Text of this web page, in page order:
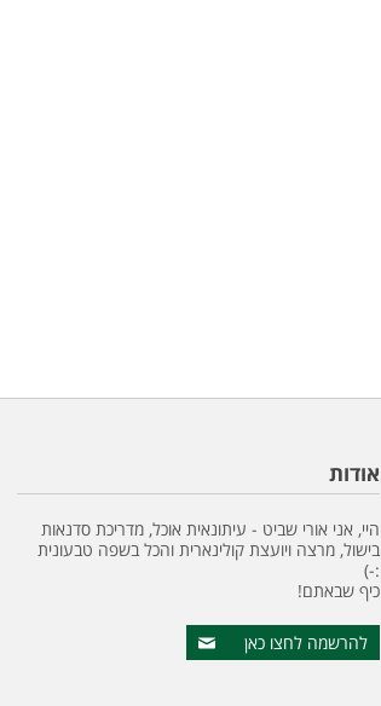
אודות
היי, אני אורי שביט - עיתונאית אוכל, מדריכת סדנאות
בישול, מרצה ויועצת קולינארית והכל בשפה טבעונית
:-)
כיף שבאתם!
להרשמה לחצו כאן